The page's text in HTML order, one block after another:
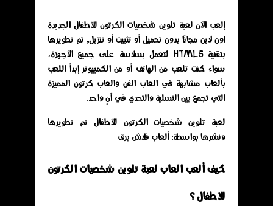
إلعب الآن لعبة تلوين شخصيات الكرتون للأطفال الجديدة
اون لاين مجانًا بدون تحميل أو تثبيت أو تنزيل, تم تطويرها
بتقنية HTML5 لتعمل بسلاسة على جميع الأجهزة،
سواء كنت تلعب من الهاتف أو من الكمبيوتر إبدأ اللعب
بألعاب مشابهة في العاب الفن والعاب كرتون المميزة
التي تجمع بين التسلية والتحدي في آنٍ واحد.
لعبة تلوين شخصيات الكرتون للأطفال تم تطويرها
ونشرها بواسطة: ألعاب فلاش برق
كيف ألعب العاب لعبة تلوين شخصيات الكرتون
للأطفال ؟